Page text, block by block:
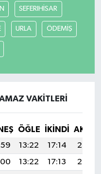
SEFERIHİSAR
URLA ÖDEMİŞ
VAKITLERI
ÖĞLE İKINDI
13:22 17:14
20:35
13:22 17:13
20:34